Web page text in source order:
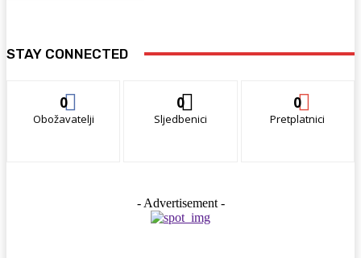
STAY CONNECTED
0
Obožavatelji
0
Sljedbenici
0
Pretplatnici
- Advertisement -